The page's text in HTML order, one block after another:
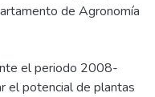
de Agronomía
el periodo 2008-
el potencial de plantas